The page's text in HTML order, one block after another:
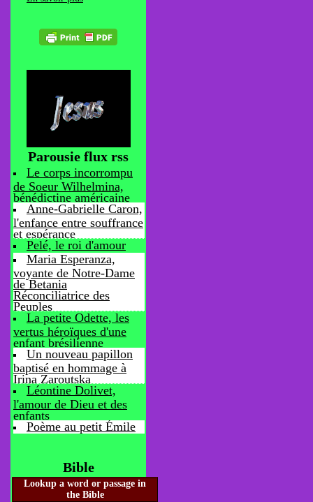
Parousie flux rss
Le corps incorrompu
de Soeur Wilhelmina,
bénédictine américaine
Anne-Gabrielle Caron,
l'enfance entre souffrance
et espérance
Pelé, le roi d'amour
Maria Esperanza,
voyante de Notre-Dame
de Betania
Réconciliatrice des
Peuples
La petite Odette, les
vertus héroïques d'une
enfant brésilienne
Un nouveau papillon
baptisé en hommage à
Irina Zaroutska
Léontine Dolivet,
l'amour de Dieu et des
enfants
Poème au petit Émile
Bible
Lookup a word or passage in
the Bible